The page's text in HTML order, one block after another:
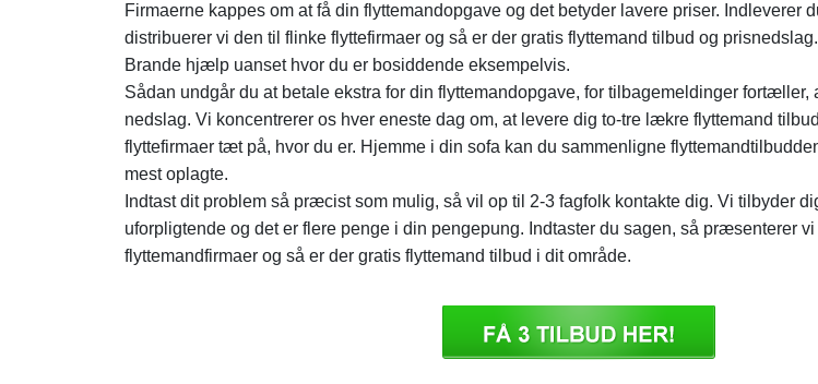
Firmaerne kappes om at få din flyttemandopgave og det betyder lavere priser. Indleverer
distribuerer vi den til flinke flyttefirmaer og så er der gratis flyttemand tilbud og
Brande hjælp uanset hvor du er bosiddende eksempelvis.
Sådan undgår du at betale ekstra for din flyttemandopgave, for tilbagemeldinger fortæller,
nedslag. Vi koncentrerer os hver eneste dag om, at levere dig to-tre lækre flyttemand
flyttefirmaer tæt på, hvor du er. Hjemme i din sofa kan du sammenligne
mest oplagte.
Indtast dit problem så præcist som mulig, så vil op til 2-3 fagfolk kontakte dig. Vi tilbyder
uforpligtende og det er flere penge i din pengepung. Indtaster du sagen, så præsenterer
flyttemandfirmaer og så er der gratis flyttemand tilbud i dit område.